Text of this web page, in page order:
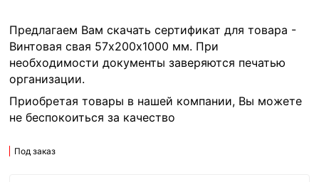
Предлагаем Вам скачать сертификат для товара -
Винтовая свая 57х200х1000 мм. При
необходимости документы заверяются печатью
организации.
Приобретая товары в нашей компании, Вы можете
не беспокоиться за качество
Под заказ